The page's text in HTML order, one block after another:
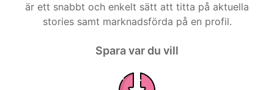
är ett snabbt och enkelt sätt att titta på aktuella
stories samt marknadsförda på en profil.
Spara var du vill